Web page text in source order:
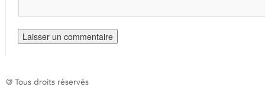
@ Tous droits réservés